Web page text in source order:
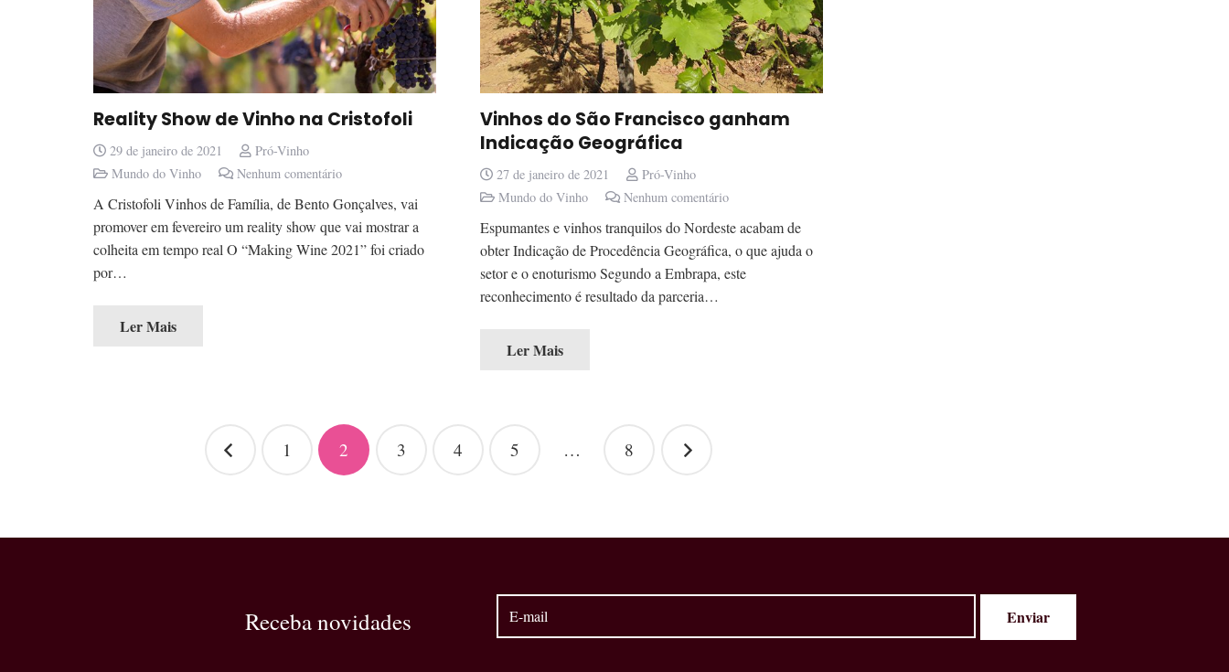
Reality Show de Vinho na Cristofoli
29 de janeiro de 2021
Pró-Vinho
Mundo do Vinho
Nenhum comentário
A Cristofoli Vinhos de Família, de Bento Gonçalves, vai
promover em fevereiro um reality show que vai mostrar a
colheita em tempo real O “Making Wine 2021” foi criado
por…
Ler Mais
Vinhos do São Francisco ganham
Indicação Geográfica
27 de janeiro de 2021
Pró-Vinho
Mundo do Vinho
Nenhum comentário
Espumantes e vinhos tranquilos do Nordeste acabam de
obter Indicação de Procedência Geográfica, o que ajuda o
setor e o enoturismo Segundo a Embrapa, este
reconhecimento é resultado da parceria…
Ler Mais
1 2 3 4 5 … 8
Receba novidades